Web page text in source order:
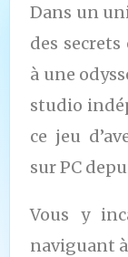
Dans un
des
à une
studio
ce jeu
sur PC
Vous y
naviguant